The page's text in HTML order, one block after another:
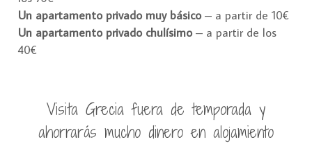
Un apartamento privado muy básico – a partir de 10€
Un apartamento privado chulísimo – a partir de los
40€
Visita Grecia fuera de temporada y
ahorrarás mucho dinero en alojamiento